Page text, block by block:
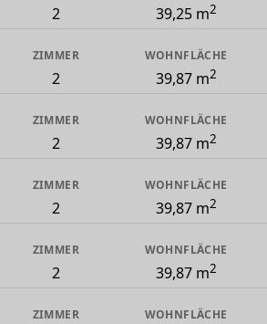
2 39,25 m2
ZIMMER
2
WOHNFLÄCHE
39,87 m2
ZIMMER
2
WOHNFLÄCHE
39,87 m2
ZIMMER
2
WOHNFLÄCHE
39,87 m2
ZIMMER
2
WOHNFLÄCHE
39,87 m2
ZIMMER WOHNFLÄCHE